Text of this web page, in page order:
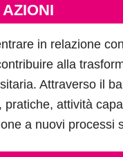
in relazione
alla
Attraverso il
pratiche, attività
a nuovi processi